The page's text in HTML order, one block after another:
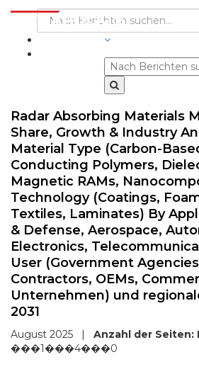
Radar Absorbing Materials
Share, Growth & Industry
Material Type (Carbon-
Conducting Polymers,
Magnetic RAMs,
Technology (Coatings,
Textiles, Laminates) By
& Defense, Aerospace,
Electronics,
User (Government
Contractors, OEMs,
Unternehmen) und
2031
August 2025 | Anzahl der Seiten:
���1���4���0